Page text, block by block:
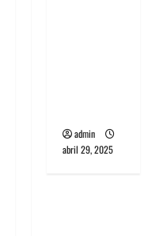
admin
abril 29, 2025